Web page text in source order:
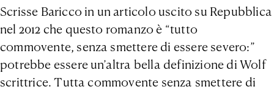
Scrisse Baricco in un articolo uscito su Repubblica
nel 2012 che questo romanzo è “tutto
commovente, senza smettere di essere severo:”
potrebbe essere un’altra bella definizione di Wolf
scrittrice. Tutta commovente senza smettere di